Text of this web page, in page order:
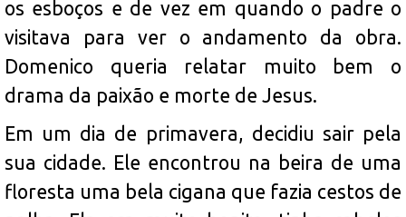
os esboços e de vez em quando o padre o
visitava para ver o andamento da obra.
Domenico queria relatar muito bem o
drama da paixão e morte de Jesus.
Em um dia de primavera, decidiu sair pela
sua cidade. Ele encontrou na beira de uma
floresta uma bela cigana que fazia cestos de